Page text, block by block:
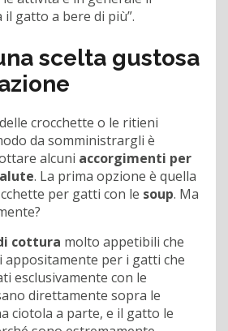
gatto a bere di più”.
scelta gustosa
crocchette o le ritieni
da somministrargli è
alcuni accorgimenti per
. La prima opzione è quella
per gatti con le soup. Ma
cottura molto appetibili che
per i gatti che
esclusivamente con le
direttamente sopra le
ciotola a parte, e il gatto le